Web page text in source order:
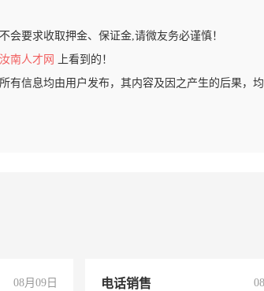
会要求收取押金、保证金,请微友务必谨慎！
汝南人才网
上看到的！
有信息均由用户发布，其内容及因之产生的后果，
08月09日 电话销售